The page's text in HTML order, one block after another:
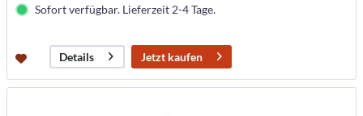
Sofort verfügbar. Lieferzeit 2-4 Tage.
Details Jetzt kaufen